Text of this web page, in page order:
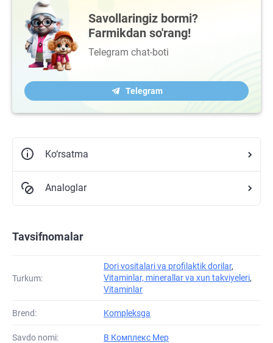
Savollaringiz bormi?
Farmikdan so'rang!
Telegram chat-boti
Telegram
Ko‘rsatma
Analoglar
Tavsifnomalar
Turkum:
Dori vositalari va profilaktik dorilar,
Vitaminlar, minerallar va xun takviyeleri,
Vitaminlar
Brend: Kompleksga
Savdo nomi: B Комплекс Мер